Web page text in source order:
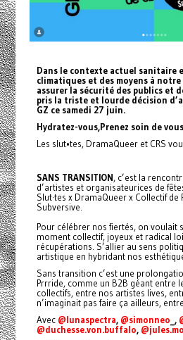
Dans le contexte actuel sanitaire
climatiques et des moyens à
assurer la sécurité des publics et
pris la triste et lourde décision
GZ ce samedi 27 juin.
Hydratez-vous,Prenez soin de
Les slut•tes, DramaQueer et CRS
SANS TRANSITION, c’est la
d’artistes et organisateurices de
Slut·tes x DramaQueer x Collectif
Subversive.
Pour célébrer nos fiertés, on voulait
moment collectif, joyeux et radical
récupérations. S’allier au sens
artistique en hybridant nos
Sans transition c’est une
Prrride, comme un B2B géant entre
collectifs, entre nos artistes lives,
n’imaginait pas faire ça ailleurs,
Avec @lunaspectra, @simonneo _,
@duchesse.von.buffalo,